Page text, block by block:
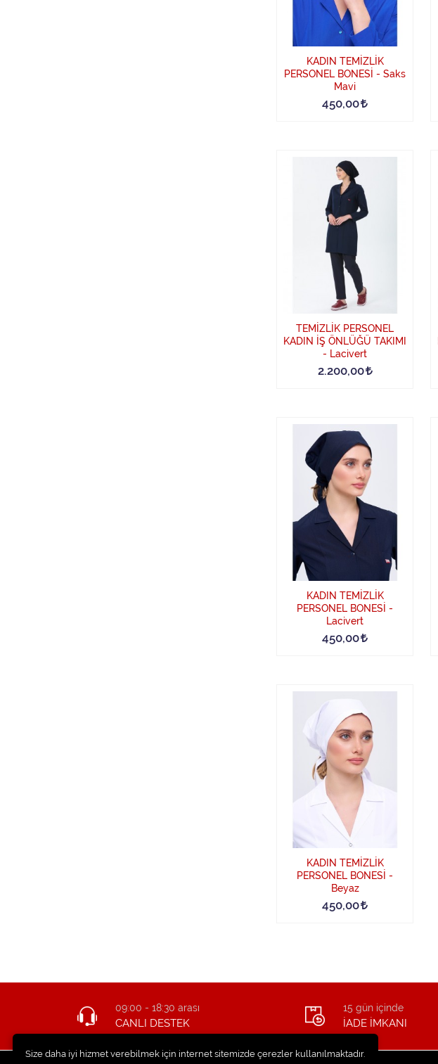
KADIN TEMİZLİK
PERSONEL BONESİ - Saks
Mavi
450,00
TEMİZLİK PERSONEL
KADIN İŞ ÖNLÜĞÜ TAKIMI
- Lacivert
2.200,00
KADIN TEMİZLİK
PERSONEL BONESİ -
Lacivert
450,00
KADIN TEMİZLİK
PERSONEL BONESİ -
Beyaz
450,00
09:00 - 18:30 arası
CANLI DESTEK
15 gün içinde
İADE İMKANI
Size daha iyi hizmet verebilmek için internet sitemizde çerezler kullanılmaktadır.